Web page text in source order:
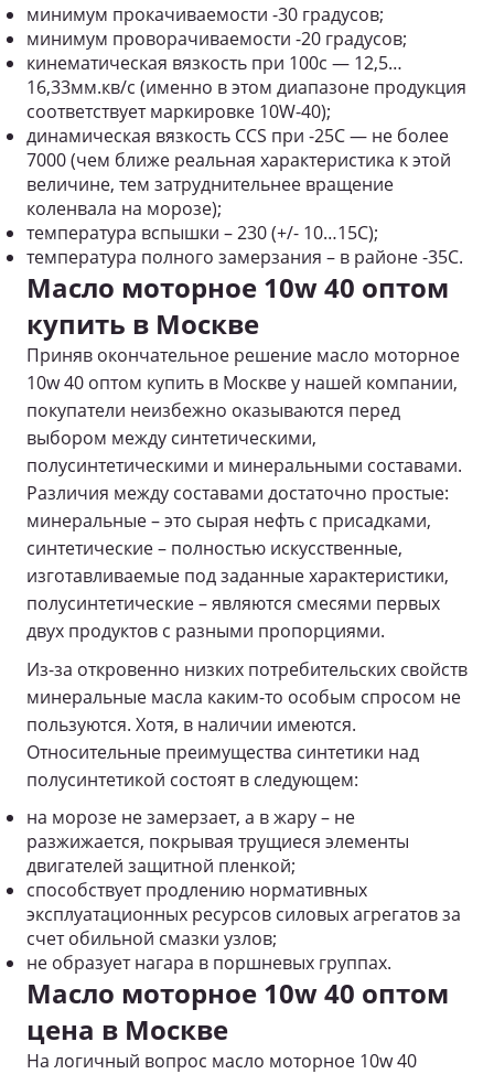
минимум прокачиваемости -30 градусов;
минимум проворачиваемости -20 градусов;
кинематическая вязкость при 100с — 12,5…
16,33мм.кв/с (именно в этом диапазоне продукция
соответствует маркировке 10W-40);
динамическая вязкость CCS при -25С — не более
7000 (чем ближе реальная характеристика к этой
величине, тем затруднительнее вращение
коленвала на морозе);
температура вспышки – 230 (+/- 10…15С);
температура полного замерзания – в районе -35С.
Масло моторное 10w 40 оптом
купить в Москве
Приняв окончательное решение масло моторное
10w 40 оптом купить в Москве у нашей компании,
покупатели неизбежно оказываются перед
выбором между синтетическими,
полусинтетическими и минеральными составами.
Различия между составами достаточно простые:
минеральные – это сырая нефть с присадками,
синтетические – полностью искусственные,
изготавливаемые под заданные характеристики,
полусинтетические – являются смесями первых
двух продуктов с разными пропорциями.
Из-за откровенно низких потребительских свойств
минеральные масла каким-то особым спросом не
пользуются. Хотя, в наличии имеются.
Относительные преимущества синтетики над
полусинтетикой состоят в следующем:
на морозе не замерзает, а в жару – не
разжижается, покрывая трущиеся элементы
двигателей защитной пленкой;
способствует продлению нормативных
эксплуатационных ресурсов силовых агрегатов за
счет обильной смазки узлов;
не образует нагара в поршневых группах.
Масло моторное 10w 40 оптом
цена в Москве
На логичный вопрос масло моторное 10w 40